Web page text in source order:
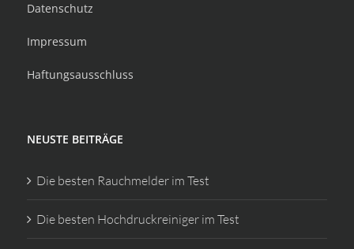
Datenschutz
Impressum
Haftungsausschluss
NEUSTE BEITRÄGE
Die besten Rauchmelder im Test
Die besten Hochdruckreiniger im Test